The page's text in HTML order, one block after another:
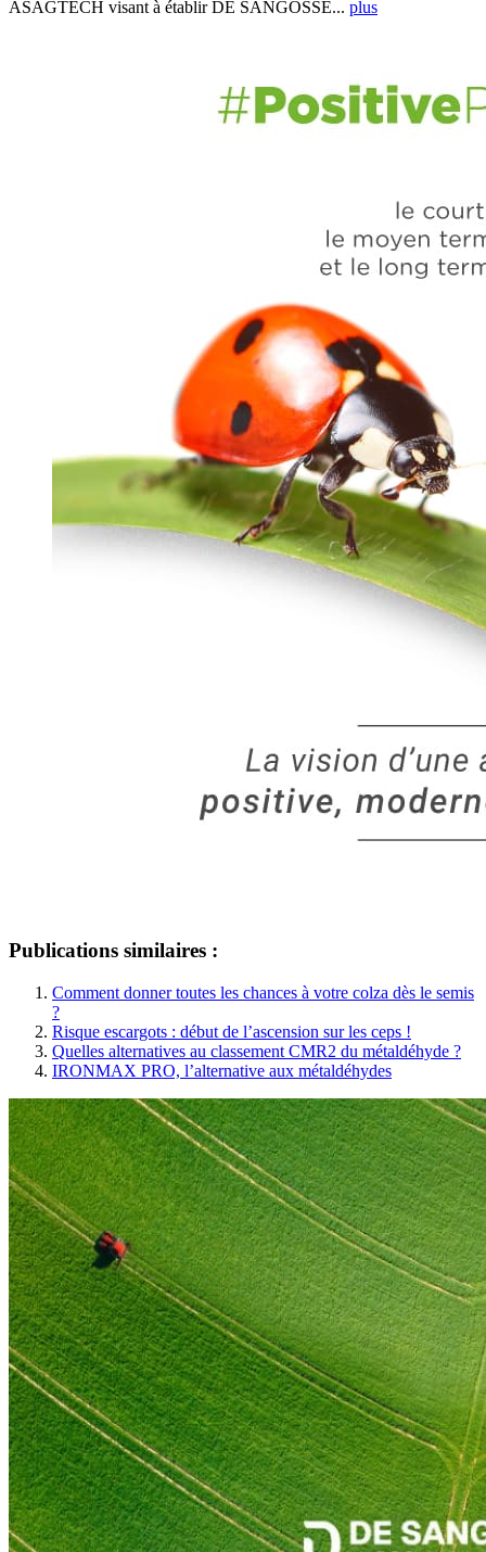
ASAGTECH visant à établir DE SANGOSSE... plus
Publications similaires :
Comment donner toutes les chances à votre colza dès le semis
?
Risque escargots : début de l’ascension sur les ceps !
Quelles alternatives au classement CMR2 du métaldéhyde ?
IRONMAX PRO, l’alternative aux métaldéhydes